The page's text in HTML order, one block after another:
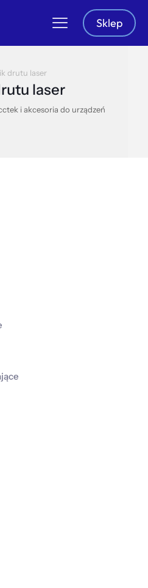
Sklep
drutu laser
laser
i akcesoria do urządzeń